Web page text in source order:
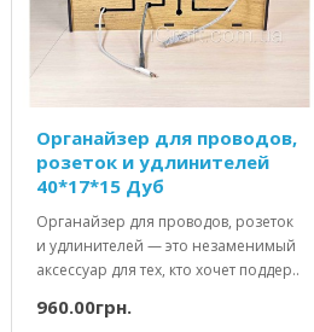
Органайзер для проводов,
розеток и удлинителей
40*17*15 Дуб
Органайзер для проводов, розеток
и удлинителей — это незаменимый
аксессуар для тех, кто хочет поддер..
960.00грн.